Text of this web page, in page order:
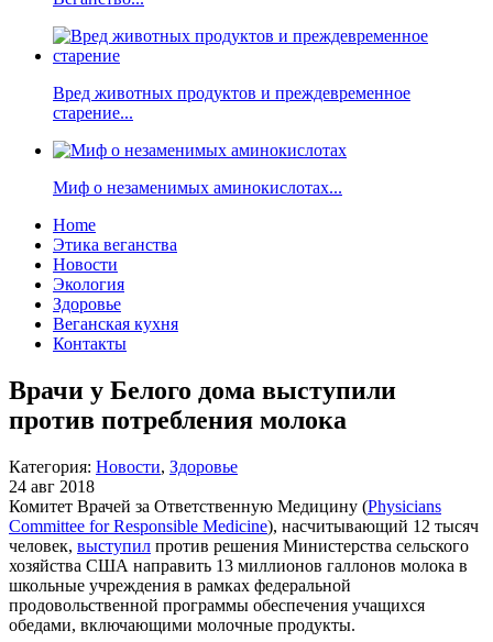
Вред животных продуктов и преждевременное
старение...
Миф о незаменимых аминокислотах...
Home
Этика веганства
Новости
Экология
Здоровье
Веганская кухня
Контакты
Врачи у Белого дома выступили
против потребления молока
Категория: Новости, Здоровье
24 авг 2018
Комитет Врачей за Ответственную Медицину (Physicians
Committee for Responsible Medicine), насчитывающий 12 тысяч
человек, выступил против решения Министерства сельского
хозяйства США направить 13 миллионов галлонов молока в
школьные учреждения в рамках федеральной
продовольственной программы обеспечения учащихся
обедами, включающими молочные продукты.